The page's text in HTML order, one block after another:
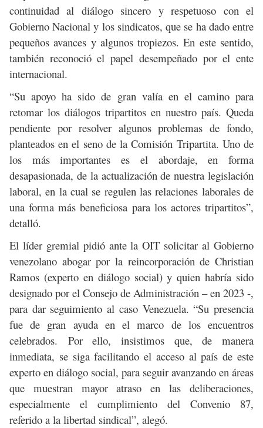
continuidad al diálogo sincero y respetuoso con el
Gobierno Nacional y los sindicatos, que se ha dado entre
pequeños avances y algunos tropiezos. En este sentido,
también reconoció el papel desempeñado por el ente
internacional.
“Su apoyo ha sido de gran valía en el camino para
retomar los diálogos tripartitos en nuestro país. Queda
pendiente por resolver algunos problemas de fondo,
planteados en el seno de la Comisión Tripartita. Uno de
los más importantes es el abordaje, en forma
desapasionada, de la actualización de nuestra legislación
laboral, en la cual se regulen las relaciones laborales de
una forma más beneficiosa para los actores tripartitos”,
detalló.
El líder gremial pidió ante la OIT solicitar al Gobierno
venezolano abogar por la reincorporación de Christian
Ramos (experto en diálogo social) y quien habría sido
designado por el Consejo de Administración – en 2023 -,
para dar seguimiento al caso Venezuela. “Su presencia
fue de gran ayuda en el marco de los encuentros
celebrados. Por ello, insistimos que, de manera
inmediata, se siga facilitando el acceso al país de este
experto en diálogo social, para seguir avanzando en áreas
que muestran mayor atraso en las deliberaciones,
especialmente el cumplimiento del Convenio 87,
referido a la libertad sindical”, alegó.